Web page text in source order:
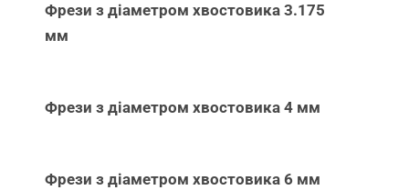
Фрези з діаметром хвостовика 3.175
мм
Фрези з діаметром хвостовика 4 мм
Фрези з діаметром хвостовика 6 мм